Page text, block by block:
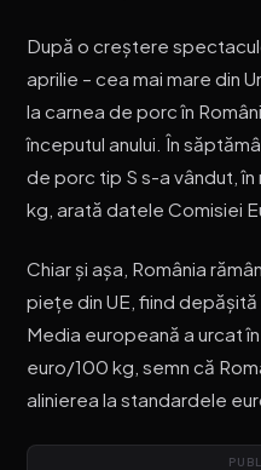
După o creștere
aprilie – cea mai mare din
la carnea de porc în
începutul anului. În
de porc tip S s-a vândut,
kg, arată datele Comisiei
Chiar și așa, România
piețe din UE, fiind
Media europeană a urcat
euro/100 kg, semn că
alinierea la standardele